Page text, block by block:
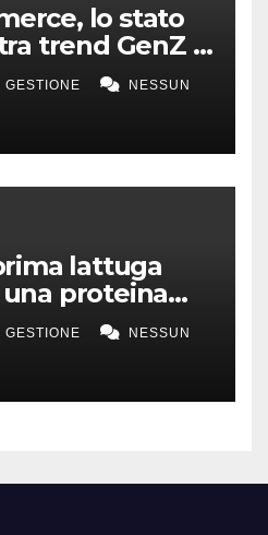
lo stato
trend GenZ e
GESTIONE NESSUN
lattuga
proteina
GESTIONE NESSUN